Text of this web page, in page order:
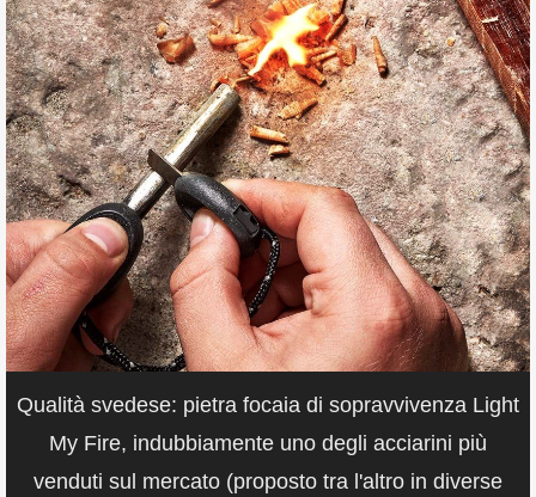
Qualità svedese: pietra focaia di sopravvivenza Light
My Fire, indubbiamente uno degli acciarini più
venduti sul mercato (proposto tra l'altro in diverse